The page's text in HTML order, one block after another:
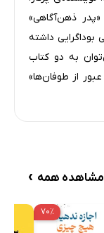
ذهن‌آگاهی»
داشته
به دو کتاب
از طوفان‌ها»
مشاهده همه ›
۷۰٪